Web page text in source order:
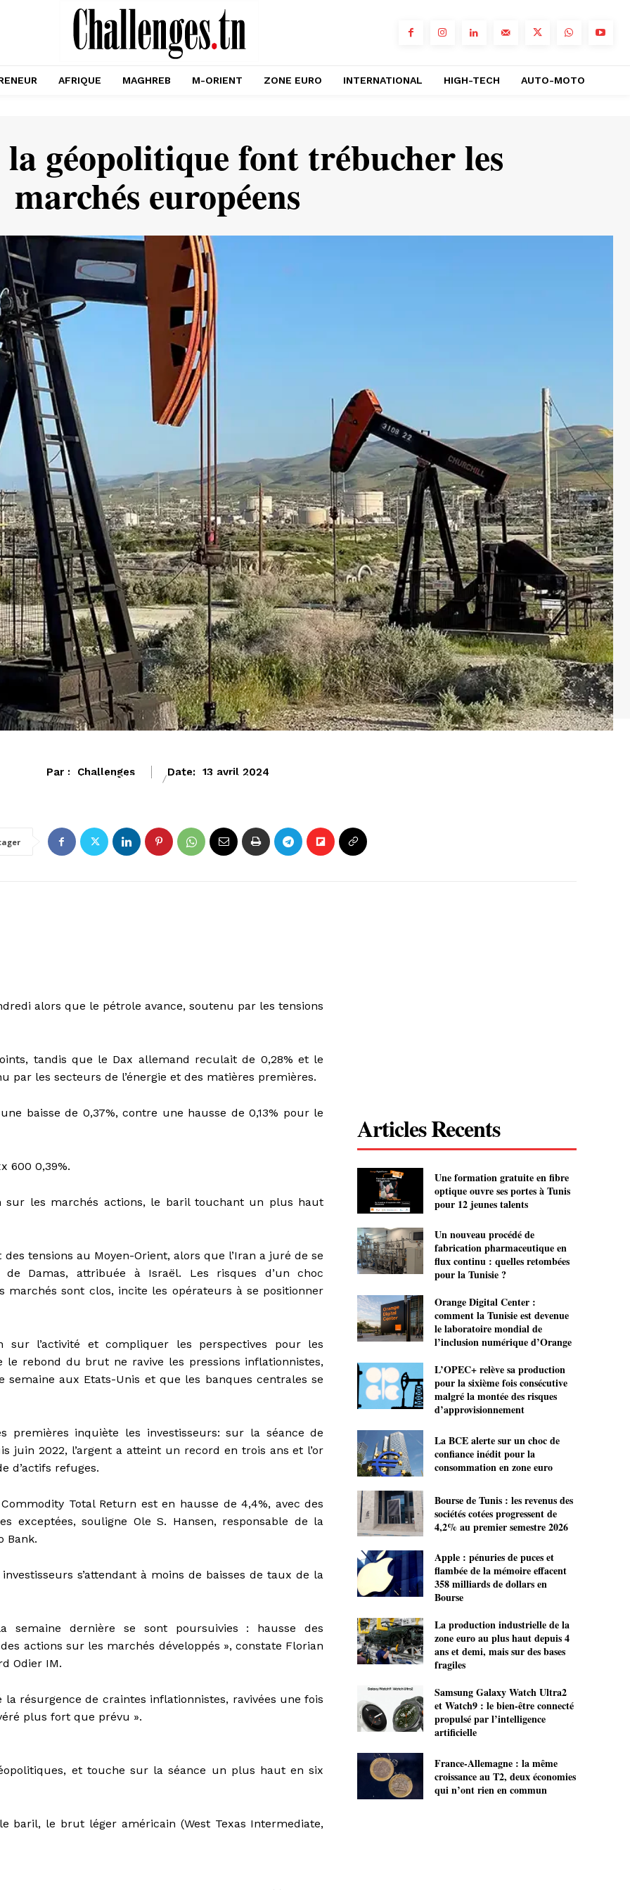
AFRIQUE MAGHREB M-ORIENT ZONE EURO INTERNATIONAL HIGH-TECH AUTO-MOTO
géopolitique font trébucher les
marchés européens
Par : Challenges Date: 13 avril 2024
ENTREPRISES ZONE EURO
alors que le pétrole avance, soutenu par les tensions
tandis que le Dax allemand reculait de 0,28% et le
par les secteurs de l’énergie et des matières premières.
baisse de 0,37%, contre une hausse de 0,13% pour le
600 0,39%.
les marchés actions, le baril touchant un plus haut
tensions au Moyen-Orient, alors que l’Iran a juré de se
Damas, attribuée à Israël. Les risques d’un choc
sont clos, incite les opérateurs à se positionner
l’activité et compliquer les perspectives pour les
rebond du brut ne ravive les pressions inflationnistes,
aux Etats-Unis et que les banques centrales se
premières inquiète les investisseurs: sur la séance de
2022, l’argent a atteint un record en trois ans et l’or
d’actifs refuges.
Total Return est en hausse de 4,4%, avec des
exceptées, souligne Ole S. Hansen, responsable de la
Bank.
s’attendant à moins de baisses de taux de la
semaine dernière se sont poursuivies : hausse des
actions sur les marchés développés », constate Florian
Odier IM.
résurgence de craintes inflationnistes, ravivées une fois
plus fort que prévu ».
et touche sur la séance un plus haut en six
baril, le brut léger américain (West Texas Intermediate,
Articles Recents
Une formation gratuite en fibre
optique ouvre ses portes à Tunis
pour 12 jeunes talents
Un nouveau procédé de
fabrication pharmaceutique en
flux continu : quelles retombées
pour la Tunisie ?
Orange Digital Center :
comment la Tunisie est devenue
le laboratoire mondial de
l’inclusion numérique d’Orange
L’OPEC+ relève sa production
pour la sixième fois consécutive
malgré la montée des risques
d’approvisionnement
La BCE alerte sur un choc de
confiance inédit pour la
consommation en zone euro
Bourse de Tunis : les revenus des
sociétés cotées progressent de
4,2% au premier semestre 2026
Apple : pénuries de puces et
flambée de la mémoire effacent
358 milliards de dollars en
Bourse
La production industrielle de la
zone euro au plus haut depuis 4
ans et demi, mais sur des bases
fragiles
Samsung Galaxy Watch Ultra2
et Watch9 : le bien-être connecté
propulsé par l’intelligence
artificielle
France-Allemagne : la même
croissance au T2, deux économies
qui n’ont rien en commun